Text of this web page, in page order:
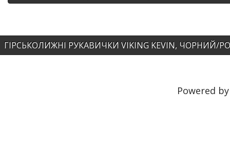
ГІРСЬКОЛИЖНІ РУКАВИЧКИ VIKING KEVIN, ЧОРНИЙ/
Powered